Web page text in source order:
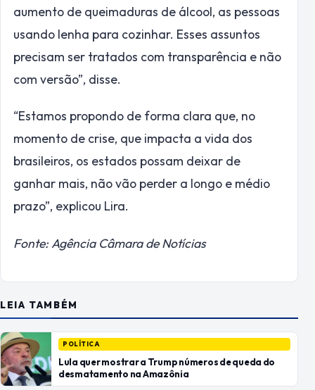
aumento de queimaduras de álcool, as pessoas
usando lenha para cozinhar. Esses assuntos
precisam ser tratados com transparência e não
com versão”, disse.
“Estamos propondo de forma clara que, no
momento de crise, que impacta a vida dos
brasileiros, os estados possam deixar de
ganhar mais, não vão perder a longo e médio
prazo”, explicou Lira.
Fonte: Agência Câmara de Notícias
LEIA TAMBÉM
POLÍTICA
Lula quer mostrar a Trump números de queda do
desmatamento na Amazônia